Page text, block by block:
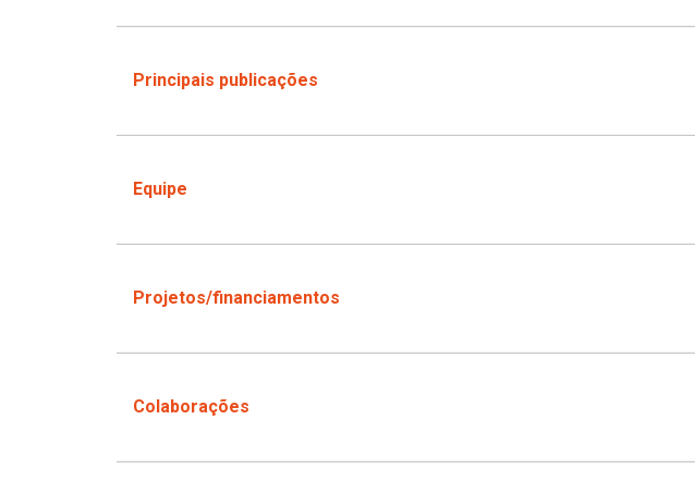
Principais publicações
Equipe
Projetos/financiamentos
Colaborações